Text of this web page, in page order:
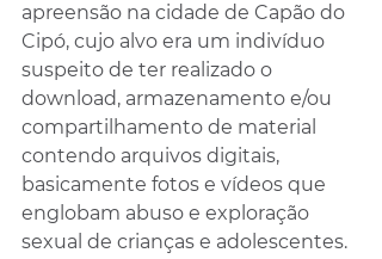
apreensão na cidade de Capão do
Cipó, cujo alvo era um indivíduo
suspeito de ter realizado o
download, armazenamento e/ou
compartilhamento de material
contendo arquivos digitais,
basicamente fotos e vídeos que
englobam abuso e exploração
sexual de crianças e adolescentes.